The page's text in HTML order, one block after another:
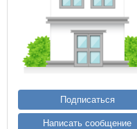
Подписаться
Написать сообщение